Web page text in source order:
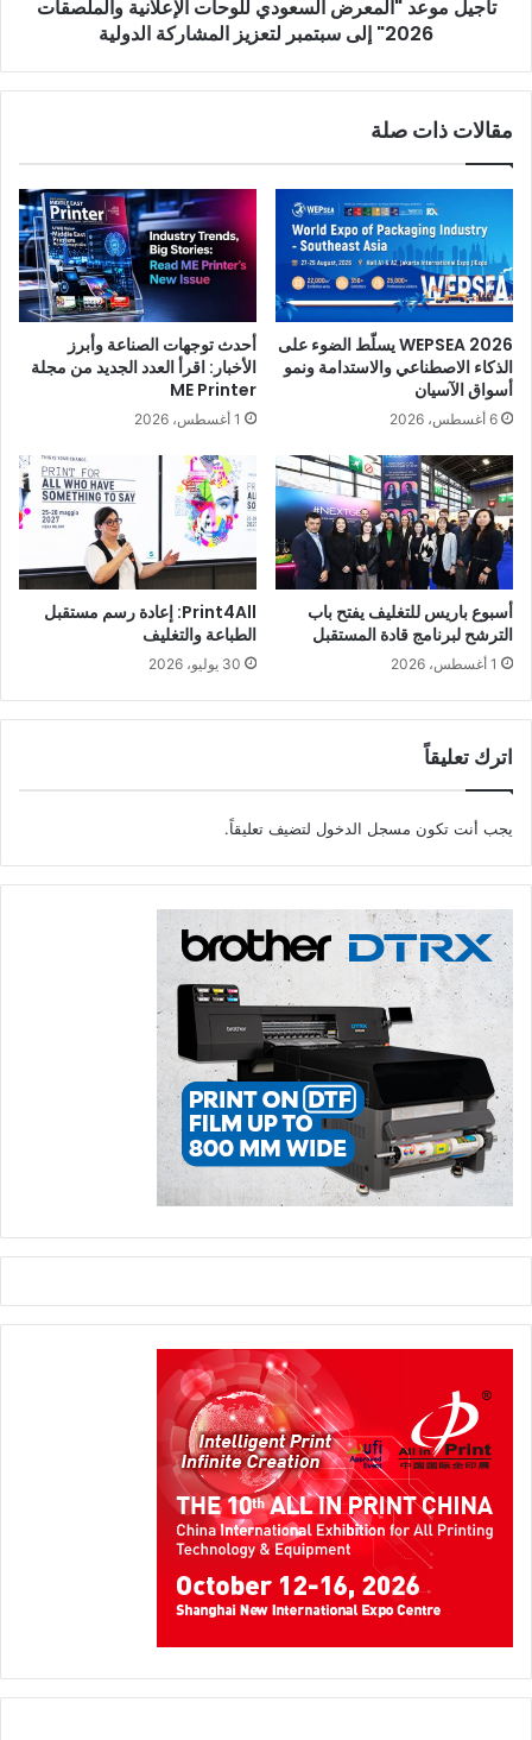
سبتمبر
تأجيل موعد "المعرض السعودي للوحات الإعلانية والملصقات
2026" إلى سبتمبر لتعزيز المشاركة الدولية
مقالات ذات صلة
WEPSEA 2026 يسلّط الضوء على
الذكاء الاصطناعي والاستدامة ونمو
أسواق الآسيان
6 أغسطس، 2026
أحدث توجهات الصناعة وأبرز
الأخبار: اقرأ العدد الجديد من مجلة
ME Printer
1 أغسطس، 2026
أسبوع باريس للتغليف يفتح باب
الترشح لبرنامج قادة المستقبل
1 أغسطس، 2026
Print4All: إعادة رسم مستقبل
الطباعة والتغليف
30 يوليو، 2026
اترك تعليقاً
يجب أنت تكون مسجل الدخول لتضيف تعليقاً.